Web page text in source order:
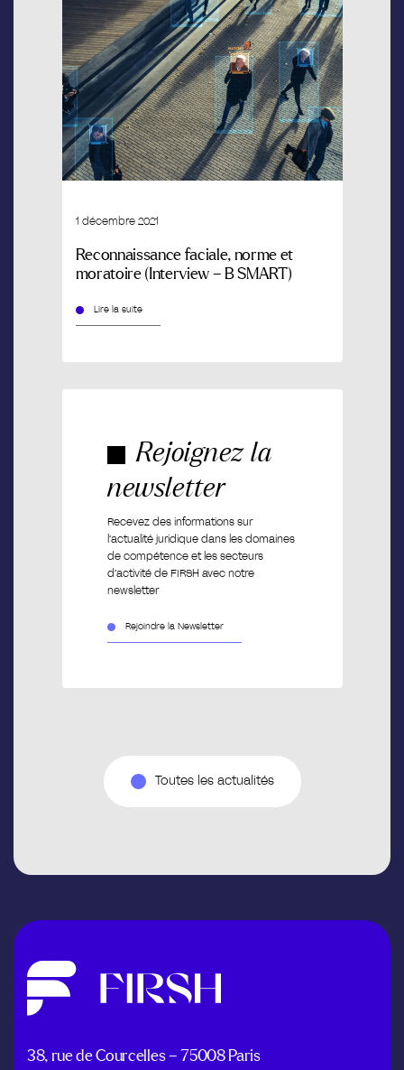
1 décembre 2021
Reconnaissance faciale, norme et
moratoire (Interview – B SMART)
Lire la suite
Rejoignez la
newsletter
Recevez des informations sur
l’actualité juridique dans les domaines
de compétence et les secteurs
d’activité de FIRSH avec notre
newsletter
Rejoindre la Newsletter
Toutes les actualités
38, rue de Courcelles – 75008 Paris